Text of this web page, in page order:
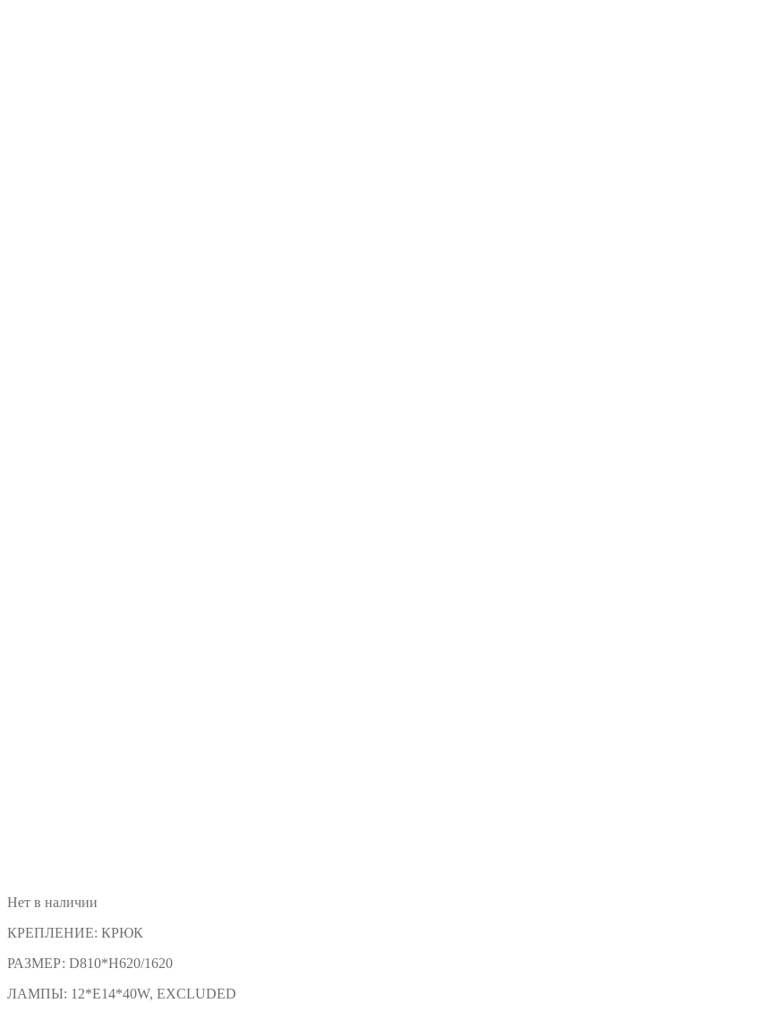
Нет в наличии
КРЕПЛЕНИЕ: КРЮК
РАЗМЕР: D810*H620/1620
ЛАМПЫ: 12*E14*40W, EXCLUDED